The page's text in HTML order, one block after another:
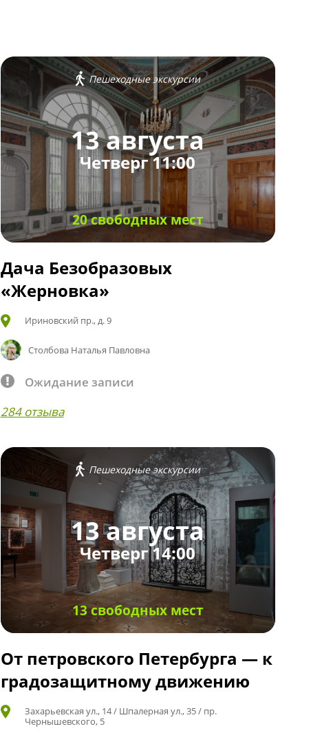
Пешеходные экскурсии
13 августа
Четверг 11:00
20 свободных мест
Дача Безобразовых
«Жерновка»
Ириновский пр., д. 9
Столбова Наталья Павловна
Ожидание записи
284 отзыва
Пешеходные экскурсии
13 августа
Четверг 14:00
13 свободных мест
От петровского Петербурга — к
градозащитному движению
Захарьевская ул., 14 / Шпалерная ул., 35 / пр.
Чернышевского, 5